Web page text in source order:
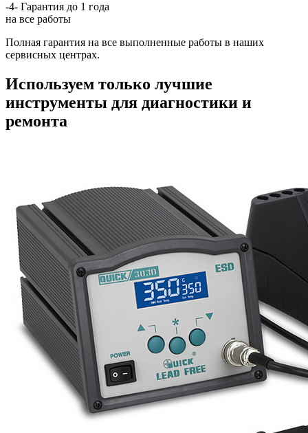
-4- Гарантия до 1 года
на все работы
Полная гарантия на все выполненные работы в наших
сервисных центрах.
Используем только лучшие
инструменты для диагностики и
ремонта